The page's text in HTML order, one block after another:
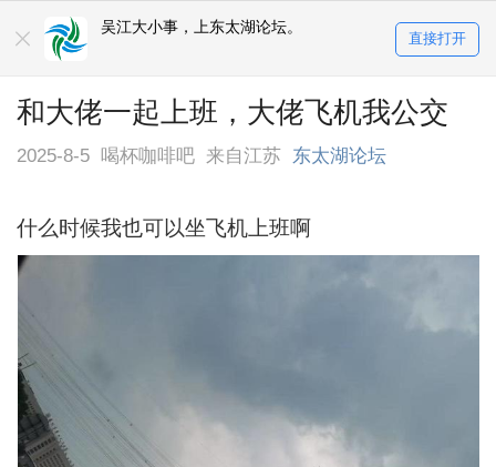
吴江大小事，上东太湖论坛。
直接打开
和大佬一起上班，大佬飞机我公交
2025-8-5 喝杯咖啡吧 来自江苏 东太湖论坛
什么时候我也可以坐飞机上班啊